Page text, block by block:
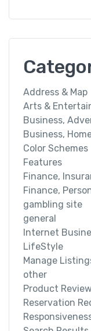
Address & Map
Arts &
Business,
Business,
Color Schemes
Features
Finance,
Finance,
gambling site
general
Internet
LifeStyle
Manage
other
Product
Reservation